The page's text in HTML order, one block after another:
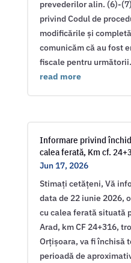
prevederilor alin. (6)-
privind Codul de
modificările și
comunicăm că au fost
fiscale pentru
read more
Informare privind
calea ferată, Km cf.
Jun 17, 2026
Stimați cetățeni, Vă
data de 22 iunie 2026,
cu calea ferată situată
Arad, km CF 24+316,
Orțișoara, va fi închisă
perioadă de